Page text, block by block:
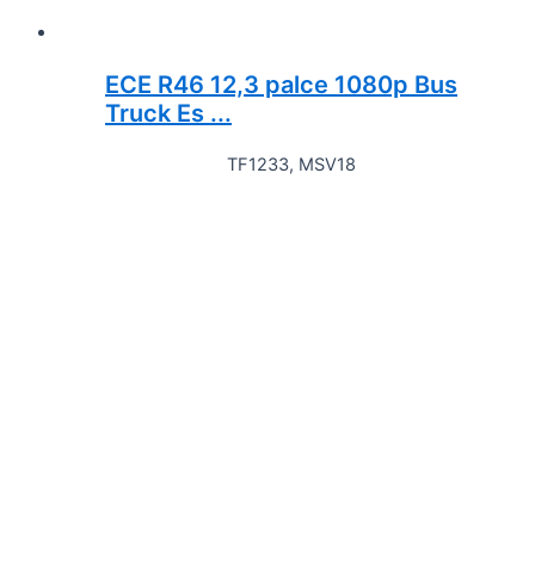
ECE R46 12,3 palce 1080p Bus
Truck Es ...
TF1233, MSV18